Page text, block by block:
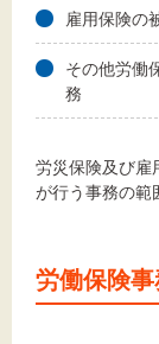
雇用保険の
その他労働
務
労災保険及び雇
が行う事務の範
労働保険